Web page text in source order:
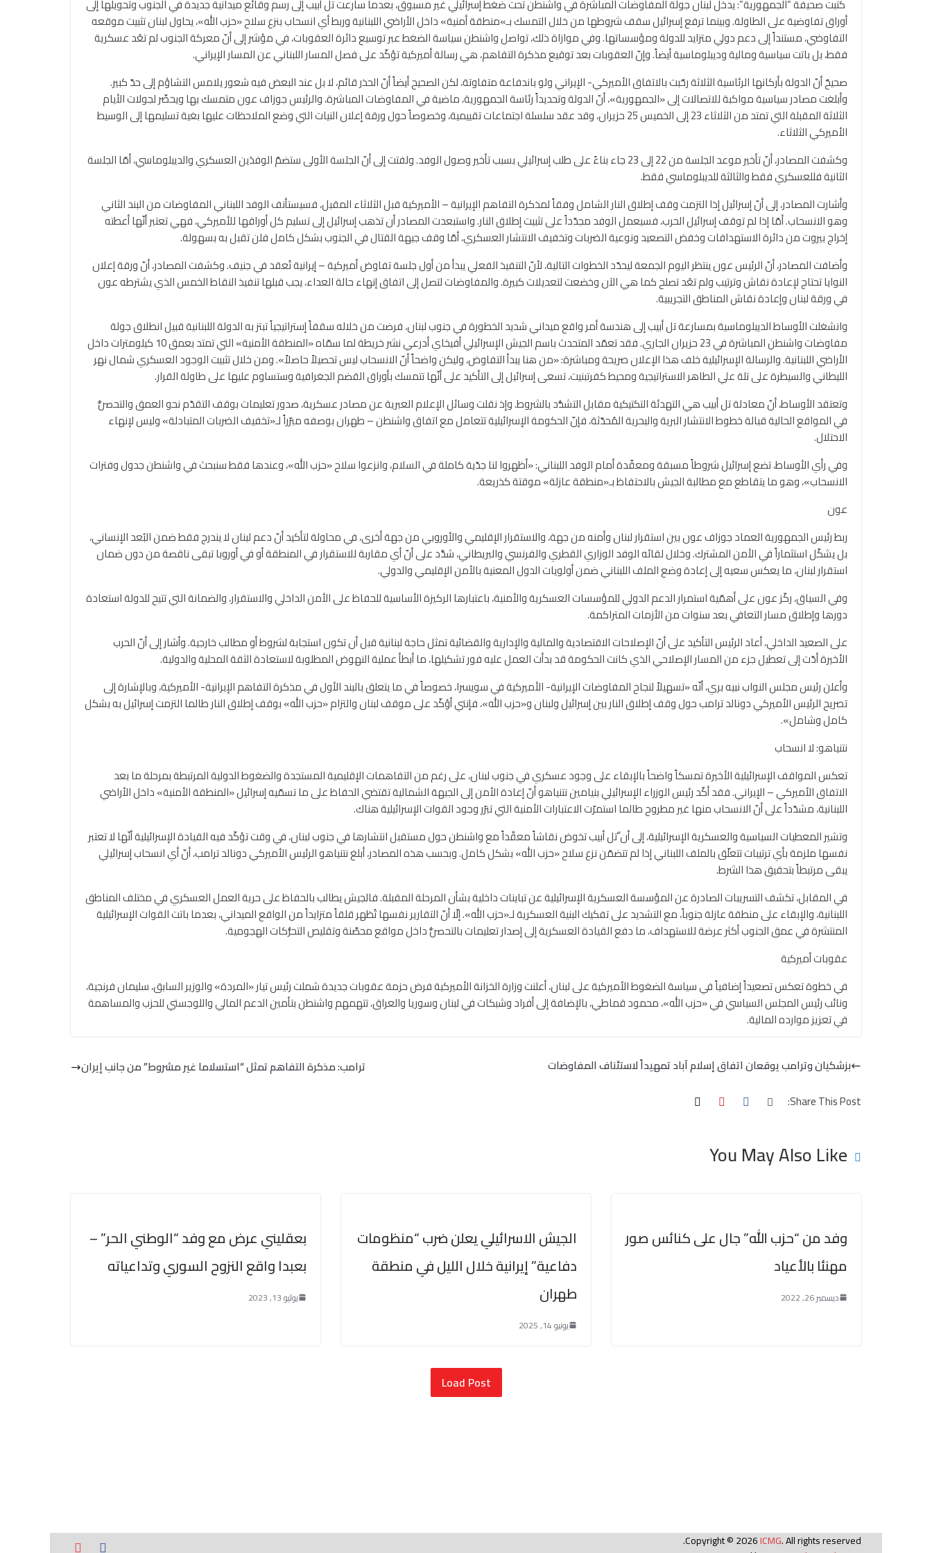
كتبت صحيفة “الجمهورية”: يدخل لبنان جولة المفاوضات المباشرة في واشنطن تحت ضغط إسرائيلي غير مسبوق، بعدما سارعت تل أبيب إلى رسم وقائع ميدانية جديدة في الجنوب وتحويلها إلى
أوراق تفاوضية على الطاولة. وبينما ترفع إسرائيل سقف شروطها من خلال التمسك بـ»منطقة أمنية» داخل الأراضي اللبنانية وربط أي انسحاب بنزع سلاح «حزب الله»، يحاول لبنان تثبيت موقعه
التفاوضي، مستنداً إلى دعم دولي متزايد للدولة ومؤسساتها. وفي موازاة ذلك، تواصل واشنطن سياسة الضغط عبر توسيع دائرة العقوبات، في مؤشر إلى أنّ معركة الجنوب لم تعُد عسكرية
فقط، بل باتت سياسية ومالية وديبلوماسية أيضاً. وإنّ العقوبات بعد توقيع مذكرة التفاهم، هي رسالة أميركية تؤكّد على فصل المسار اللبناني عن المسار الإيراني.
صحيحٌ أنّ الدولة بأركانها الرئاسية الثلاثة رحّبت بالاتفاق الأميركي- الإيراني ولو باندفاعة متفاوتة، لكن الصحيح أيضاً أنّ الحذر قائم، لا بل عند البعض فيه شعور يلامس التشاؤم إلى حدّ كبير.
وأبلغت مصادر سياسية مواكبة للاتصالات إلى «الجمهورية»، أنّ الدولة وتحديداً رئاسة الجمهورية، ماضية في المفاوضات المباشرة، والرئيس جوزاف عون متمسك بها ويحضّر لجولات الأيام
الثلاثة المقبلة التي تمتد من الثلاثاء 23 إلى الخميس 25 حزيران، وقد عقد سلسلة اجتماعات تقييمية، وخصوصاً حول ورقة إعلان النيات التي وضع الملاحظات عليها بغية تسليمها إلى الوسيط
الأميركي الثلاثاء.
وكشفت المصادر، أنّ تأخير موعد الجلسة من 22 إلى 23 جاء بناءً على طلب إسرائيلي بسبب تأخير وصول الوفد. ولفتت إلى أنّ الجلسة الأولى ستضمّ الوفدَين العسكري والديبلوماسي، أمّا الجلسة
الثانية فللعسكري فقط والثالثة للديبلوماسي فقط.
وأشارت المصادر، إلى أنّ إسرائيل إذا التزمت وقف إطلاق النار الشامل وفقاً لمذكرة التفاهم الإيرانية – الأميركية قبل الثلاثاء المقبل، فسيستأنف الوفد اللبناني المفاوضات من البند الثاني
وهو الانسحاب. أمّا إذا لم توقف إسرائيل الحرب، فسيعمل الوفد مجدّداً على تثبيت إطلاق النار. واستبعدت المصادر أن تذهب إسرائيل إلى تسليم كل أوراقها للأميركي، فهي تعتبر أنّها أعطته
إخراج بيروت من دائرة الاستهدافات وخفض التصعيد ونوعية الضربات وتخفيف الانتشار العسكري، أمّا وقف جبهة القتال في الجنوب بشكل كامل فلن تقبل به بسهولة.
وأضافت المصادر، أنّ الرئيس عون ينتظر اليوم الجمعة ليحدّد الخطوات التالية، لأنّ التنفيذ الفعلي يبدأ من أول جلسة تفاوض أميركية – إيرانية تُعقد في جنيف. وكشفت المصادر، أنّ ورقة إعلان
النوايا تحتاج لإعادة نقاش وترتيب ولم تعُد تصلح كما هي الآن وخضعت لتعديلات كبيرة. والمفاوضات لتصل إلى اتفاق إنهاء حالة العداء، يجب قبلها تنفيذ النقاط الخمس الذي يشترطه عون
في ورقة لبنان وإعادة نقاش المناطق التجريبية.
وانشغلت الأوساط الديبلوماسية بمسارعة تل أبيب إلى هندسة أمر واقع ميداني شديد الخطورة في جنوب لبنان، فرضت من خلاله سقفاً إستراتيجياً تبتز به الدولة اللبنانية قبيل انطلاق جولة
مفاوضات واشنطن المباشرة في 23 حزيران الجاري. فقد تعمّد المتحدث باسم الجيش الإسرائيلي أفيخاي أدرعي نشر خريطة لما سمّاه «المنطقة الأمنية» التي تمتد بعمق 10 كيلومترات داخل
الأراضي اللبنانية. والرسالة الإسرائيلية خلف هذا الإعلان صريحة ومباشرة: «من هنا يبدأ التفاوض، وليكن واضحاً أنّ الانسحاب ليس تحصيلاً حاصلاً». ومن خلال تثبيت الوجود العسكري شمال نهر
الليطاني والسيطرة على تلة علي الطاهر الاستراتيجية ومحيط كفرتبنيت، تسعى إسرائيل إلى التأكيد على أنّها تتمسك بأوراق القضم الجغرافية وستساوم عليها على طاولة القرار.
وتعتقد الأوساط، أنّ معادلة تل أبيب هي التهدئة التكتيكية مقابل التشدُّد بالشروط. وإذ نقلت وسائل الإعلام العبرية عن مصادر عسكرية، صدور تعليمات بوقف التقدّم نحو العمق والتحصُّن
في المواقع الحالية قبالة خطوط الانتشار البرية والبحرية المُحدّثة، فإنّ الحكومة الإسرائيلية تتعامل مع اتفاق واشنطن – طهران بوصفه مبرّراً لـ«تخفيف الضربات المتبادلة» وليس لإنهاء
الاحتلال.
وفي رأي الأوساط، تضع إسرائيل شروطاً مسبقة ومعقّدة أمام الوفد اللبناني: «أظهروا لنا جدّية كاملة في السلام، وانزعوا سلاح «حزب الله»، وعندها فقط سنبحث في واشنطن جدول وفترات
الانسحاب»، وهو ما يتقاطع مع مطالبة الجيش بالاحتفاظ بـ«منطقة عازلة» موقتة كذريعة.
عون
ربط رئيس الجمهورية العماد جوزاف عون بين استقرار لبنان وأمنه من جهة، والاستقرار الإقليمي والأوروبي من جهة أخرى، في محاولة لتأكيد أنّ دعم لبنان لا يندرج فقط ضمن البُعد الإنساني،
بل يشكّل استثماراً في الأمن المشترك. وخلال لقائه الوفد الوزاري القطري والفرنسي والبريطاني، شدَّد على أنّ أي مقاربة للاستقرار في المنطقة أو في أوروبا تبقى ناقصة من دون ضمان
استقرار لبنان، ما يعكس سعيه إلى إعادة وضع الملف اللبناني ضمن أولويات الدول المعنية بالأمن الإقليمي والدولي.
وفي السياق، ركّز عون على أهمّية استمرار الدعم الدولي للمؤسسات العسكرية والأمنية، باعتبارها الركيزة الأساسية للحفاظ على الأمن الداخلي والاستقرار، والضمانة التي تتيح للدولة استعادة
دورها وإطلاق مسار التعافي بعد سنوات من الأزمات المتراكمة.
على الصعيد الداخلي، أعاد الرئيس التأكيد على أنّ الإصلاحات الاقتصادية والمالية والإدارية والقضائية تمثل حاجة لبنانية قبل أن تكون استجابة لشروط أو مطالب خارجية. وأشار إلى أنّ الحرب
الأخيرة أدّت إلى تعطيل جزء من المسار الإصلاحي الذي كانت الحكومة قد بدأت العمل عليه فور تشكيلها، ما أبطأ عملية النهوض المطلوبة لاستعادة الثقة المحلية والدولية.
وأعلن رئيس مجلس النواب نبيه بري، أنّه «تسهيلاً لنجاح المفاوضات الإيرانية- الأميركية في سويسرا، خصوصاً في ما يتعلق بالبند الأول في مذكرة التفاهم الإيرانية- الأميركية، وبالإشارة إلى
تصريح الرئيس الأميركي دونالد ترامب حول وقف إطلاق النار بين إسرائيل ولبنان و«حزب الله»، فإنني أؤكّد على موقف لبنان والتزام «حزب الله» بوقف إطلاق النار طالما التزمت إسرائيل به بشكل
كامل وشامل».
نتنياهو: لا انسحاب
تعكس المواقف الإسرائيلية الأخيرة تمسكاً واضحاً بالإبقاء على وجود عسكري في جنوب لبنان، على رغم من التفاهمات الإقليمية المستجدة والضغوط الدولية المرتبطة بمرحلة ما بعد
الاتفاق الأميركي – الإيراني. فقد أكّد رئيس الوزراء الإسرائيلي بنيامين نتنياهو أنّ إعادة الأمن إلى الجبهة الشمالية تقتضي الحفاظ على ما تسمّيه إسرائيل «المنطقة الأمنية» داخل الأراضي
اللبنانية، مشدّداً على أنّ الانسحاب منها غير مطروح طالما استمرّت الاعتبارات الأمنية التي تبرّر وجود القوات الإسرائيلية هناك.
وتشير المعطيات السياسية والعسكرية الإسرائيلية، إلى أن ّتل أبيب تخوض نقاشاً معقّداً مع واشنطن حول مستقبل انتشارها في جنوب لبنان، في وقت تؤكّد فيه القيادة الإسرائيلية أنّها لا تعتبر
نفسها ملزمة بأي ترتيبات تتعلّق بالملف اللبناني إذا لم تتضمّن نزع سلاح «حزب الله» بشكل كامل. وبحسب هذه المصادر، أبلغ نتنياهو الرئيس الأميركي دونالد ترامب، أنّ أي انسحاب إسرائيلي
يبقى مرتبطاً بتحقيق هذا الشرط.
في المقابل، تكشف التسريبات الصادرة عن المؤسسة العسكرية الإسرائيلية عن تباينات داخلية بشأن المرحلة المقبلة. فالجيش يطالب بالحفاظ على حرية العمل العسكري في مختلف المناطق
اللبنانية، والإبقاء على منطقة عازلة جنوباً، مع التشديد على تفكيك البنية العسكرية لـ«حزب الله». إلّا أنّ التقارير نفسها تُظهر قلقاً متزايداً من الواقع الميداني، بعدما باتت القوات الإسرائيلية
المنتشرة في عمق الجنوب أكثر عرضة للاستهداف، ما دفع القيادة العسكرية إلى إصدار تعليمات بالتحصُّن داخل مواقع محصَّنة وتقليص التحرُّكات الهجومية.
عقوبات أميركية
في خطوة تعكس تصعيداً إضافياً في سياسة الضغوط الأميركية على لبنان، أعلنت وزارة الخزانة الأميركية فرض حزمة عقوبات جديدة شملت رئيس تيار «المردة» والوزير السابق، سليمان فرنجية،
ونائب رئيس المجلس السياسي في «حزب الله»، محمود قماطي، بالإضافة إلى أفراد وشبكات في لبنان وسوريا والعراق، تتهمهم واشنطن بتأمين الدعم المالي واللوجستي للحزب والمساهمة
في تعزيز موارده المالية.
بزشكيان وترامب يوقعان اتفاق إسلام آباد تمهيداً لاستئناف المفاوضات
ترامب: مذكرة التفاهم تمثل “استسلاما غير مشروط” من جانب إيران
Share This Post:
You May Also Like
وفد من “حزب الله” جال على كنائس صور
مهنئا بالأعياد
ديسمبر 26, 2022
الجيش الاسرائيلي يعلن ضرب “منظومات
دفاعية” إيرانية خلال الليل في منطقة
طهران
يونيو 14, 2025
بعقليني عرض مع وفد “الوطني الحر” –
بعبدا واقع النزوح السوري وتداعياته
يوليو 13, 2023
Load Post
Copyright © 2026ICMG. All rights reserved.